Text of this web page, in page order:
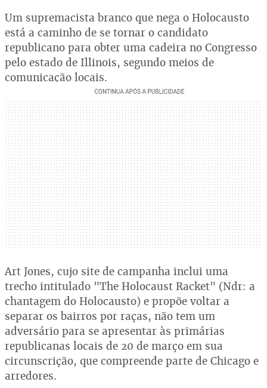
Um supremacista branco que nega o Holocausto
está a caminho de se tornar o candidato
republicano para obter uma cadeira no Congresso
pelo estado de Illinois, segundo meios de
comunicação locais.
Art Jones, cujo site de campanha inclui uma
trecho intitulado "The Holocaust Racket" (Ndr: a
chantagem do Holocausto) e propõe voltar a
separar os bairros por raças, não tem um
adversário para se apresentar às primárias
republicanas locais de 20 de março em sua
circunscrição, que compreende parte de Chicago e
arredores.